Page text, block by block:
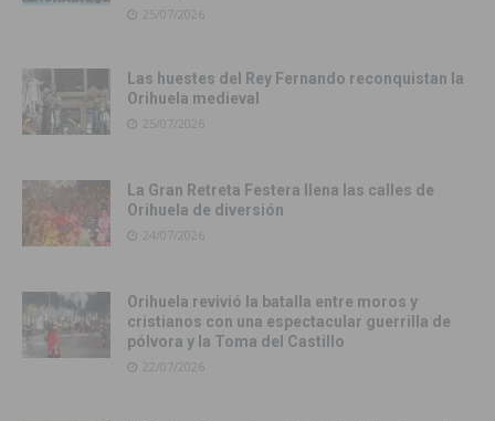
25/07/2026
Las huestes del Rey Fernando reconquistan la
Orihuela medieval
25/07/2026
La Gran Retreta Festera llena las calles de
Orihuela de diversión
24/07/2026
Orihuela revivió la batalla entre moros y
cristianos con una espectacular guerrilla de
pólvora y la Toma del Castillo
22/07/2026